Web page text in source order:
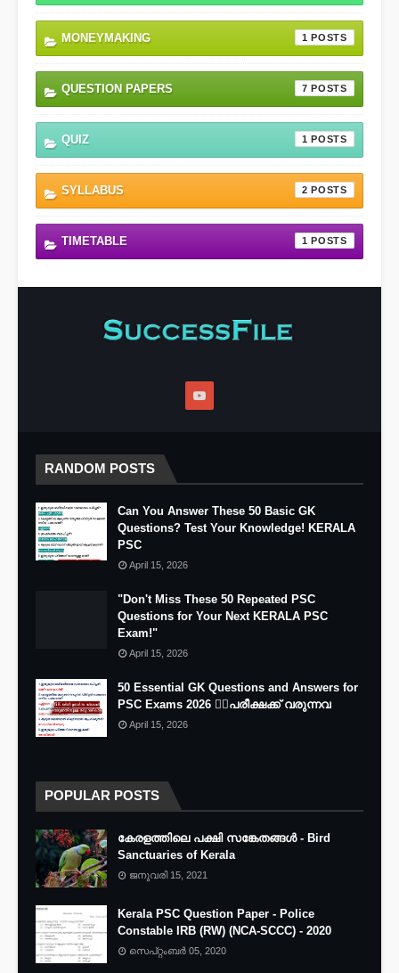
MONEYMAKING 1
QUESTION PAPERS 7
QUIZ 1
SYLLABUS 2
TIMETABLE 1
RANDOM POSTS
Can You Answer These 50 Basic GK
Questions? Test Your Knowledge! KERALA
PSC
April 15, 2026
"Don't Miss These 50 Repeated PSC
Questions for Your Next KERALA PSC
Exam!"
April 15, 2026
50 Essential GK Questions and Answers for
PSC Exams 2026 🐦‍🔥പരീക്ഷക്ക് വരുന്നവ
April 15, 2026
POPULAR POSTS
കേരളത്തിലെ പക്ഷി സങ്കേതങ്ങൾ - Bird
Sanctuaries of Kerala
ജനുവരി 15, 2021
Kerala PSC Question Paper - Police
Constable IRB (RW) (NCA-SCCC) - 2020
സെപ്റ്റംബർ 05, 2020